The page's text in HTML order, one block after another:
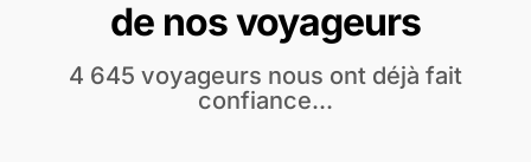
de nos voyageurs
4 645 voyageurs nous ont déjà fait
confiance...